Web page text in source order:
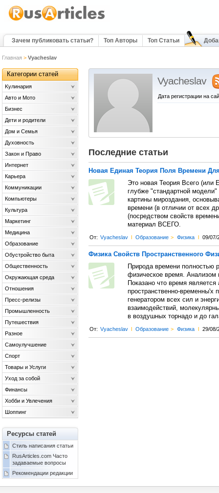
Зачем публиковать статьи? Топ Авторы Топ Статьи
Главная > Vyacheslav
Vyacheslav
Дата регистрации на
Последние статьи
Новая Единая Теория Поля Времени
Это новая Теория Всего
глубже "стандартной
картины мироздания,
времени (в отличии от всех
(посредством свойств
материал ВСЕГО.
От: Vyacheslav l Образование > Физика l 09/07/
Физика Свойств Пространственного
Природа времени полностью
физическое время. Анализом
Показано что время
пространственно-временны'х
генератором всех сил и
взаимодействий,
в воздушных торнадо и до
От: Vyacheslav l Образование > Физика l 29/08/
Категории статей
Kулинария
Авто и Мото
Бизнес
Дети и родители
Дом и Семья
Духовность
Закон и Право
Интернет
Карьера
Коммуникации
Компьютеры
Культура
Маркетинг
Медицина
Образование
Обустройство быта
Общественность
Окружающая среда
Отношения
Пресс-релизы
Промышленность
Путешествия
Разное
Самоулучшение
Спорт
Товары и Услуги
Уход за собой
Финансы
Хобби и Увлечения
Шоппинг
Ресурсы статей
Стиль написания статьи
RusArticles.com Часто
задаваемые вопросы
Рекомендации редакции